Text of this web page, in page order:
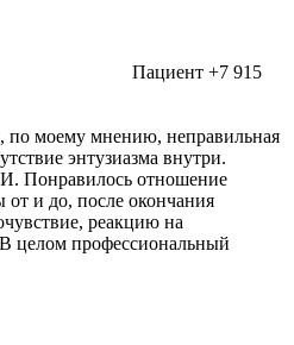
Пациент +7 915
по моему мнению, неправильная
энтузиазма внутри.
Понравилось отношение
от и до, после окончания
реакцию на
целом профессиональный